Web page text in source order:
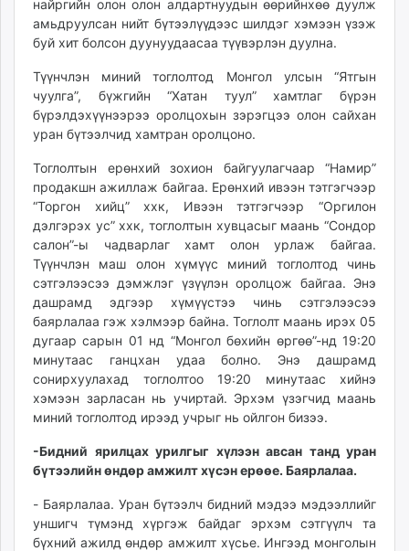
найргийн олон олон алдартнуудын өөрийнхөө дуулж
амьдруулсан нийт бүтээлүүдээс шилдэг хэмээн үзэж
буй хит болсон дуунуудаасаа түүвэрлэн дуулна.
Түүнчлэн миний тоглолтод Монгол улсын “Ятгын
чуулга”, бүжгийн “Хатан туул” хамтлаг бүрэн
бүрэлдэхүүнээрээ оролцохын зэрэгцээ олон сайхан
уран бүтээлчид хамтран оролцоно.
Тоглолтын ерөнхий зохион байгуулагчаар “Намир”
продакшн ажиллаж байгаа. Ерөнхий ивээн тэтгэгчээр
“Торгон хийц” ххк, Ивээн тэтгэгчээр “Оргилон
дэлгэрэх ус” ххк, тоглолтын хувцасыг маань “Сондор
салон”-ы чадварлаг хамт олон урлаж байгаа.
Түүнчлэн маш олон хүмүүс миний тоглолтод чинь
сэтгэлээсээ дэмжлэг үзүүлэн оролцож байгаа. Энэ
дашрамд эдгээр хүмүүстээ чинь сэтгэлээсээ
баярлалаа гэж хэлмээр байна. Тоглолт маань ирэх 05
дугаар сарын 01 нд “Монгол бөхийн өргөө”-нд 19:20
минутаас ганцхан удаа болно. Энэ дашрамд
сонирхуулахад тоглолтоо 19:20 минутаас хийнэ
хэмээн зарласан нь учиртай. Эрхэм үзэгчид маань
миний тоглолтод ирээд учрыг нь ойлгон бизээ.
-Бидний ярилцах урилгыг хүлээн авсан танд уран
бүтээлийн өндөр амжилт хүсэн ерөөе. Баярлалаа.
- Баярлалаа. Уран бүтээлч бидний мэдээ мэдээллийг
уншигч түмэнд хүргэж байдаг эрхэм сэтгүүлч та
бүхний ажилд өндөр амжилт хүсье. Ингээд монголын